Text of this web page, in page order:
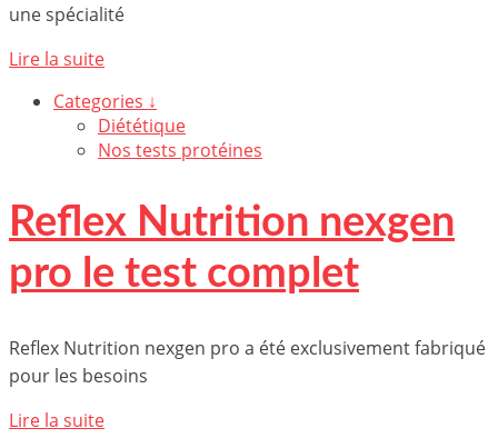
une spécialité
Lire la suite
Categories ↓
Diététique
Nos tests protéines
Reflex Nutrition nexgen
pro le test complet
Reflex Nutrition nexgen pro a été exclusivement fabriqué
pour les besoins
Lire la suite